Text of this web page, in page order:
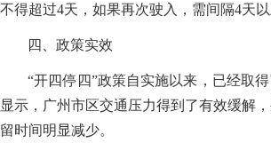
不得超过4天，如果再次驶入，需间隔4天以
四、政策实效
“开四停四”政策自实施以来，已经取
显示，广州市区交通压力得到了有效缓解
留时间明显减少。